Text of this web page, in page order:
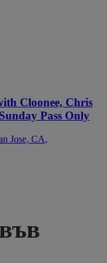
Cloonee, Chris
Pass Only
Jose, CA,